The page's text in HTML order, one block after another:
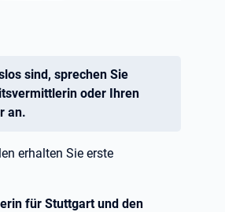
sind, sprechen Sie
oder Ihren
an.
erhalten Sie erste
für Stuttgart und den